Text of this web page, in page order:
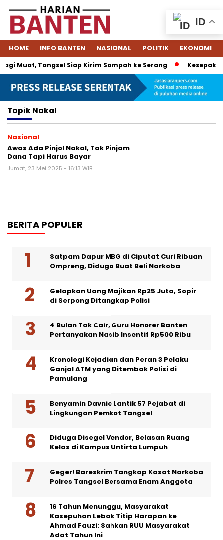
HOME INFO BANTEN NASIONAL POLITIK EKONOMI
Muat, Tangsel Siap Kirim Sampah ke Serang
TopikNakal
Nasional
Awas Ada Pinjol Nakal, Tak Pinjam
Dana Tapi Harus Bayar
Jumat, 23 Mei 2025 - 16:13 WIB
BERITA POPULER
Satpam Dapur MBG di Ciputat Curi Ribuan
Ompreng, Diduga Buat Beli Narkoba
Gelapkan Uang Majikan Rp25 Juta, Sopir
di Serpong Ditangkap Polisi
4 Bulan Tak Cair, Guru Honorer Banten
Pertanyakan Nasib Insentif Rp500 Ribu
Kronologi Kejadian dan Peran 3 Pelaku
Ganjal ATM yang Ditembak Polisi di
Pamulang
Benyamin Davnie Lantik 57 Pejabat di
Lingkungan Pemkot Tangsel
Diduga Disegel Vendor, Belasan Ruang
Kelas di Kampus Untirta Lumpuh
Geger! Bareskrim Tangkap Kasat Narkoba
Polres Tangsel Bersama Enam Anggota
16 Tahun Menunggu, Masyarakat
Kasepuhan Lebak Titip Harapan ke
Ahmad Fauzi: Sahkan RUU Masyarakat
Adat Tahun Ini
ID